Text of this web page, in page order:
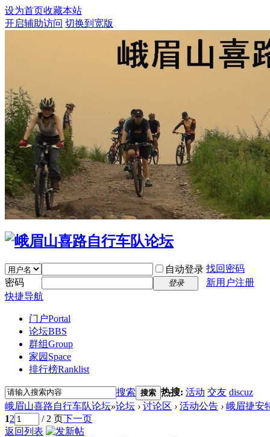
设为首页收藏本站
开启辅助访问 切换到宽版
自动登录 找回密码
密码
登录
新用户注册
快捷导航
门户Portal
论坛BBS
群组Group
家园 Space
排行榜Ranklist
搜索 搜索 热搜: 活动 交友 discuz
峨眉山喜路自行车队论坛»论坛 › 讨论区 › 活动公告 › 峨眉捷安
12 / 2 页下一页
返回列表